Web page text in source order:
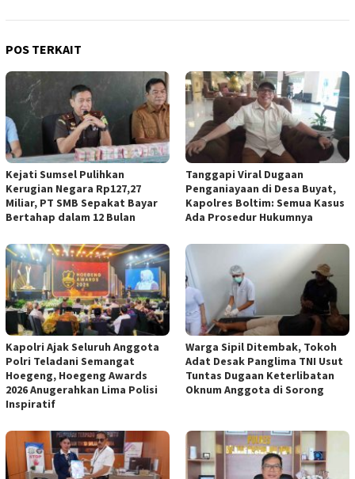
POS TERKAIT
Kejati Sumsel Pulihkan
Kerugian Negara Rp127,27
Miliar, PT SMB Sepakat Bayar
Bertahap dalam 12 Bulan
Tanggapi Viral Dugaan
Penganiayaan di Desa Buyat,
Kapolres Boltim: Semua Kasus
Ada Prosedur Hukumnya
Kapolri Ajak Seluruh Anggota
Polri Teladani Semangat
Hoegeng, Hoegeng Awards
2026 Anugerahkan Lima Polisi
Inspiratif
Warga Sipil Ditembak, Tokoh
Adat Desak Panglima TNI Usut
Tuntas Dugaan Keterlibatan
Oknum Anggota di Sorong